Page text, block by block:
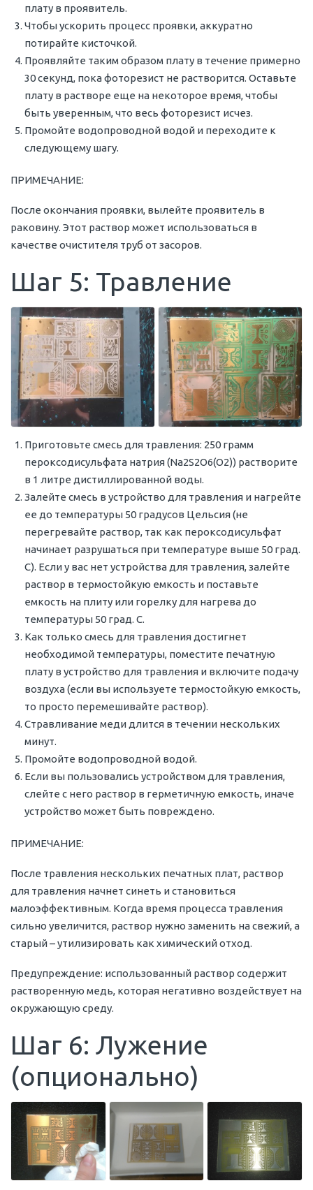
плату в проявитель.
Чтобы ускорить процесс проявки, аккуратно
потирайте кисточкой.
Проявляйте таким образом плату в течение примерно
30 секунд, пока фоторезист не растворится. Оставьте
плату в растворе еще на некоторое время, чтобы
быть уверенным, что весь фоторезист исчез.
Промойте водопроводной водой и переходите к
следующему шагу.
ПРИМЕЧАНИЕ:
После окончания проявки, вылейте проявитель в
раковину. Этот раствор может использоваться в
качестве очистителя труб от засоров.
Шаг 5: Травление
Приготовьте смесь для травления: 250 грамм
пероксодисульфата натрия (Na2S2O6(O2)) растворите
в 1 литре дистиллированной воды.
Залейте смесь в устройство для травления и нагрейте
ее до температуры 50 градусов Цельсия (не
перегревайте раствор, так как пероксодисульфат
начинает разрушаться при температуре выше 50 град.
С). Если у вас нет устройства для травления, залейте
раствор в термостойкую емкость и поставьте
емкость на плиту или горелку для нагрева до
температуры 50 град. С.
Как только смесь для травления достигнет
необходимой температуры, поместите печатную
плату в устройство для травления и включите подачу
воздуха (если вы используете термостойкую емкость,
то просто перемешивайте раствор).
Стравливание меди длится в течении нескольких
минут.
Промойте водопроводной водой.
Если вы пользовались устройством для травления,
слейте с него раствор в герметичную емкость, иначе
устройство может быть повреждено.
ПРИМЕЧАНИЕ:
После травления нескольких печатных плат, раствор
для травления начнет синеть и становиться
малоэффективным. Когда время процесса травления
сильно увеличится, раствор нужно заменить на свежий, а
старый – утилизировать как химический отход.
Предупреждение: использованный раствор содержит
растворенную медь, которая негативно воздействует на
окружающую среду.
Шаг 6: Лужение
(опционально)